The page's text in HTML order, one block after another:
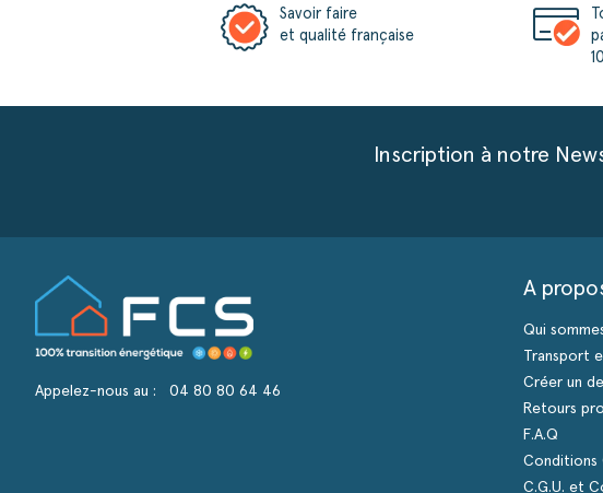
Savoir faire
et qualité française
Inscription à notre
Appelez-nous au : 04 80 80 64 46
A
Qui
Transport
Créer un
Retours
F.A.Q
Conditions
C.G.U. et